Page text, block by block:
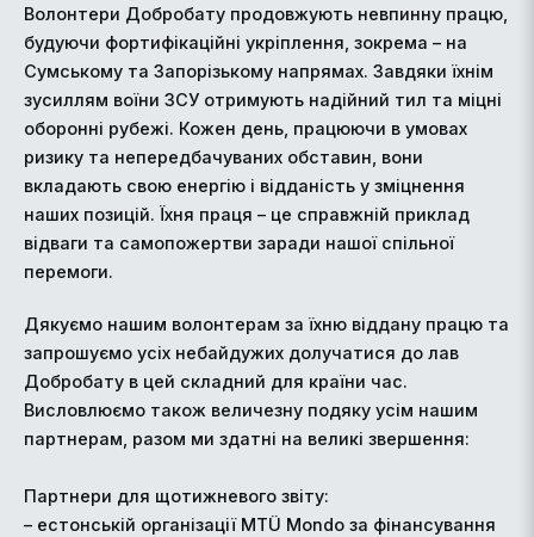
Волонтери Добробату продовжують невпинну працю,
будуючи фортифікаційні укріплення, зокрема – на
Сумському та Запорізькому напрямах. Завдяки їхнім
зусиллям воїни ЗСУ отримують надійний тил та міцні
оборонні рубежі. Кожен день, працюючи в умовах
ризику та непередбачуваних обставин, вони
вкладають свою енергію і відданість у зміцнення
наших позицій. Їхня праця – це справжній приклад
відваги та самопожертви заради нашої спільної
перемоги.
Дякуємо нашим волонтерам за їхню віддану працю та
запрошуємо усіх небайдужих долучатися до лав
Добробату в цей складний для країни час.
Висловлюємо також величезну подяку усім нашим
партнерам, разом ми здатні на великі звершення:
Партнери для щотижневого звіту:
– естонській організації MTÜ Mondo за фінансування